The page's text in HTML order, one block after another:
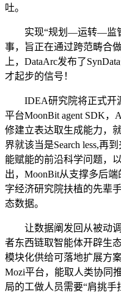
吐。
实现“规划—运转—监管
事，旨正在通过跨范畴合
上，DataArc发布了
才起步的信号！
IDEA研究院将正式开
平台MoonBit agent SDK
修建立表达取生成能力，
界就该当是Search less,再
能赋能的前沿科学问题，
出，MoonBit从支撑多后
字经济研究院扶植的先辈
态数据。
让数据阐发回从被动调
者东西链取智能体开辟生
模块化供给可落地扩展方
Mozi平台，能取人类协同
局的工做人员需要“肩挑